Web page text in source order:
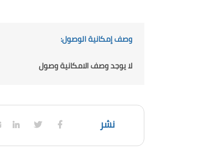
وصف إمكانية الوصول:
لا يوجد وصف الامكانية وصول
نشر